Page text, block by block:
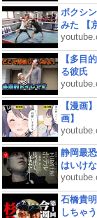
ボクシ
みた 【
【多目
る彼氏
【漫画
画】
静岡最
はいけ
石橋貴
しちゃ